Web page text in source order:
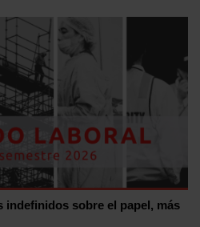
indefinidos sobre el papel, más